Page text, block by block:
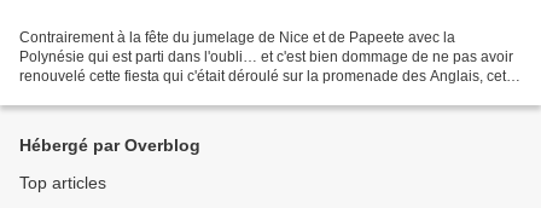
Contrairement à la fête du jumelage de Nice et de Papeete avec la
Polynésie qui est parti dans l'oubli… et c'est bien dommage de ne pas avoir
renouvelé cette fiesta qui c'était déroulé sur la promenade des Anglais, cette
Hébergé par Overblog
Top articles